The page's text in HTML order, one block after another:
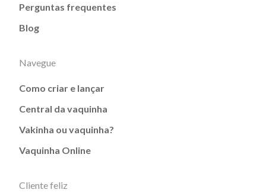
Perguntas frequentes
Blog
Navegue
Como criar e lançar
Central da vaquinha
Vakinha ou vaquinha?
Vaquinha Online
Cliente feliz